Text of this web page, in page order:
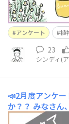
アンケート 植
23
シンディ(
📣2月度アンケ
か？？ みなさん
かりお話してい